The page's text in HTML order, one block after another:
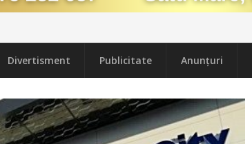
Divertisment Publicitate Anunțuri